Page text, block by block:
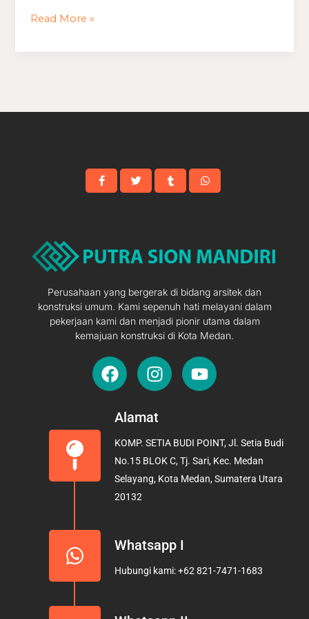
Read More »
Perusahaan yang bergerak di bidang arsitek dan
konstruksi umum. Kami sepenuh hati melayani dalam
pekerjaan kami dan menjadi pionir utama dalam
kemajuan konstruksi di Kota Medan.
F
a
e
o
o
k
I
n
t
g
r
a
Y
o
b
e
Alamat
KOMP. SETIA BUDI POINT, Jl. Setia Budi
No.15 BLOK C, Tj. Sari, Kec. Medan
Selayang, Kota Medan, Sumatera Utara
20132
Whatsapp I
Hubungi kami: +62 821-7471-1683